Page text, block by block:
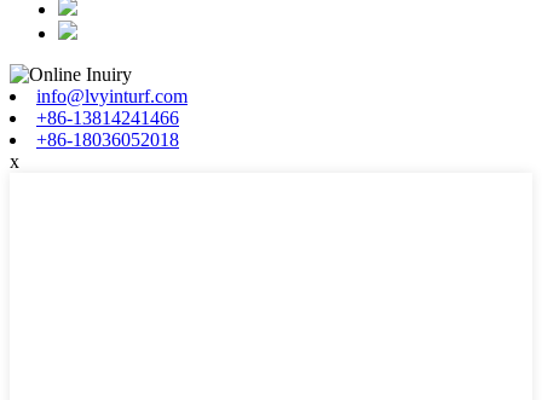
info@lvyinturf.com
+86-13814241466
+86-18036052018
x